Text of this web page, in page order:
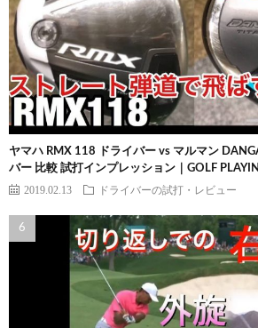
ヤマハ RMX 118 ドライバー vs マルマン
バー 比較 試打インプレッション｜GOLF
2019.02.13 ドライバーの試打・レビュー